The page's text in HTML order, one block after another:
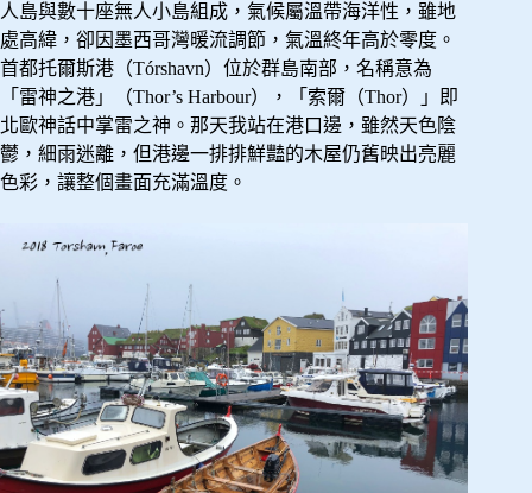
人島與數十座無人小島組成，氣候屬溫帶海洋性，雖地
處高緯，卻因墨西哥灣暖流調節，氣溫終年高於零度。
首都托爾斯港（Tórshavn）位於群島南部，名稱意為
「雷神之港」（Thor’s Harbour），「索爾（Thor）」即
北歐神話中掌雷之神。那天我站在港口邊，雖然天色陰
鬱，細雨迷離，但港邊一排排鮮豔的木屋仍舊映出亮麗
色彩，讓整個畫面充滿溫度。